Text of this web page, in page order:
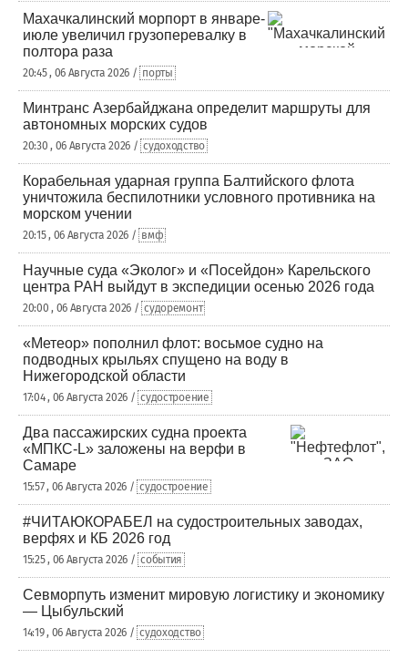
Махачкалинский морпорт в январе-
июле увеличил грузоперевалку в
полтора раза
20:45 , 06 Августа 2026 / порты
Минтранс Азербайджана определит маршруты для
автономных морских судов
20:30 , 06 Августа 2026 / судоходство
Корабельная ударная группа Балтийского флота
уничтожила беспилотники условного противника на
морском учении
20:15 , 06 Августа 2026 / вмф
Научные суда «Эколог» и «Посейдон» Карельского
центра РАН выйдут в экспедиции осенью 2026 года
20:00 , 06 Августа 2026 / судоремонт
«Метеор» пополнил флот: восьмое судно на
подводных крыльях спущено на воду в
Нижегородской области
17:04 , 06 Августа 2026 / судостроение
Два пассажирских судна проекта
«МПКС-L» заложены на верфи в
Самаре
15:57 , 06 Августа 2026 / судостроение
#ЧИТАЮКОРАБЕЛ на судостроительных заводах,
верфях и КБ 2026 год
15:25 , 06 Августа 2026 / события
Севморпуть изменит мировую логистику и экономику
— Цыбульский
14:19 , 06 Августа 2026 / судоходство